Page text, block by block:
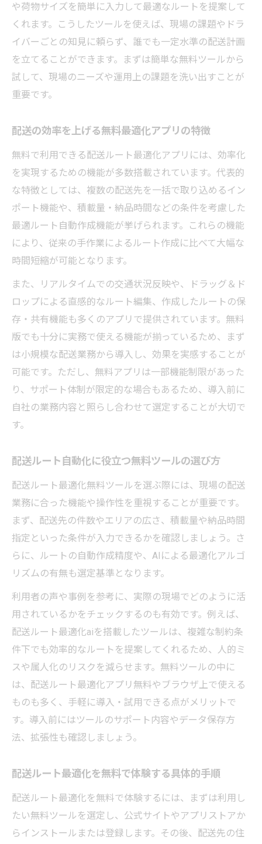
や荷物サイズを簡単に入力して最適なルートを提案して
くれます。こうしたツールを使えば、現場の課題やドラ
イバーごとの知見に頼らず、誰でも一定水準の配送計画
を立てることができます。まずは簡単な無料ツールから
試して、現場のニーズや運用上の課題を洗い出すことが
重要です。
配送の効率を上げる無料最適化アプリの特徴
無料で利用できる配送ルート最適化アプリには、効率化
を実現するための機能が多数搭載されています。代表的
な特徴としては、複数の配送先を一括で取り込めるイン
ポート機能や、積載量・納品時間などの条件を考慮した
最適ルート自動作成機能が挙げられます。これらの機能
により、従来の手作業によるルート作成に比べて大幅な
時間短縮が可能となります。
また、リアルタイムでの交通状況反映や、ドラッグ＆ド
ロップによる直感的なルート編集、作成したルートの保
存・共有機能も多くのアプリで提供されています。無料
版でも十分に実務で使える機能が揃っているため、まず
は小規模な配送業務から導入し、効果を実感することが
可能です。ただし、無料アプリは一部機能制限があった
り、サポート体制が限定的な場合もあるため、導入前に
自社の業務内容と照らし合わせて選定することが大切で
す。
配送ルート自動化に役立つ無料ツールの選び方
配送ルート最適化無料ツールを選ぶ際には、現場の配送
業務に合った機能や操作性を重視することが重要です。
まず、配送先の件数やエリアの広さ、積載量や納品時間
指定といった条件が入力できるかを確認しましょう。さ
らに、ルートの自動作成精度や、AIによる最適化アルゴ
リズムの有無も選定基準となります。
利用者の声や事例を参考に、実際の現場でどのように活
用されているかをチェックするのも有効です。例えば、
配送ルート最適化aiを搭載したツールは、複雑な制約条
件下でも効率的なルートを提案してくれるため、人的ミ
スや属人化のリスクを減らせます。無料ツールの中に
は、配送ルート最適化アプリ無料やブラウザ上で使える
ものも多く、手軽に導入・試用できる点がメリットで
す。導入前にはツールのサポート内容やデータ保存方
法、拡張性も確認しましょう。
配送ルート最適化を無料で体験する具体的手順
配送ルート最適化を無料で体験するには、まずは利用し
たい無料ツールを選定し、公式サイトやアプリストアか
らインストールまたは登録します。その後、配送先の住